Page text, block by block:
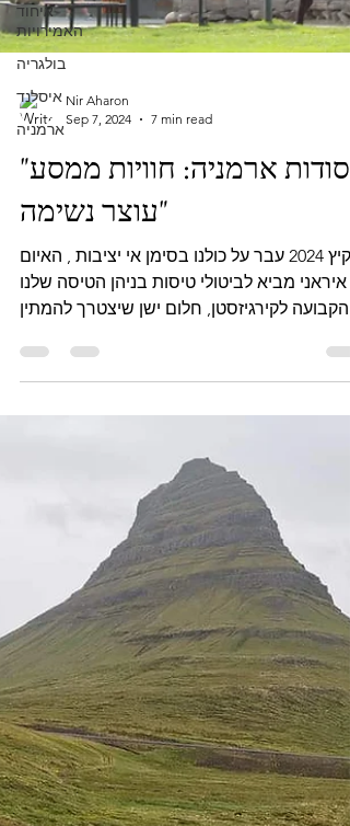
איחוד
האמירויות
בולגריה
איסלנד
ארמניה
Sep 7, 2024
7 min read
"סודות ארמניה: חוויות ממסע
עוצר נשימה"
קיץ 2024 עבר על כולנו בסימן אי יציבות , האיום
איראני מביא לביטולי טיסות בניהן הטיסה שלנו
הקבועה לקירגיזסטן, חלום ישן שיצטרך להמתין